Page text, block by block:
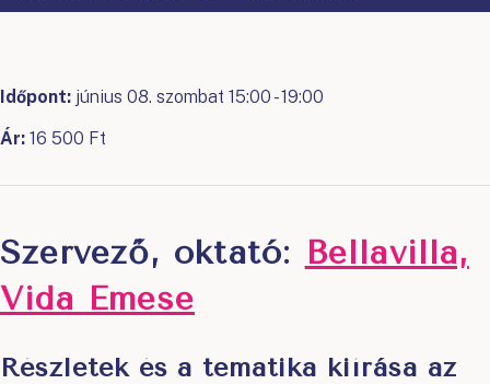
Időpont: június 08. szombat 15:00 - 19:00
Ár: 16 500 Ft
Szervező, oktató: Bellavilla,
Vida Emese
Részletek és a tematika kiírása az